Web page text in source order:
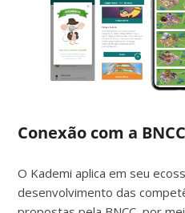
Conexão com a BNCC
O Kademi aplica em seu
desenvolvimento das